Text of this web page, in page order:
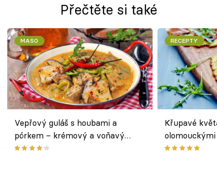
Přečtěte si také
MASO
Vepřový guláš s houbami a
pórkem – krémový a voňavý
pokrm z jednoho hrnce
RECEPTY
Křupavé
bezlepkový